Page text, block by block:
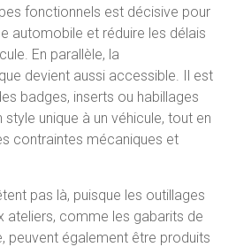
fonctionnels est décisive pour
automobile et réduire les délais
En parallèle, la
devient aussi accessible. Il est
badges, inserts ou habillages
unique à un véhicule, tout en
contraintes mécaniques et
pas là, puisque les outillages
ateliers, comme les gabarits de
peuvent également être produits